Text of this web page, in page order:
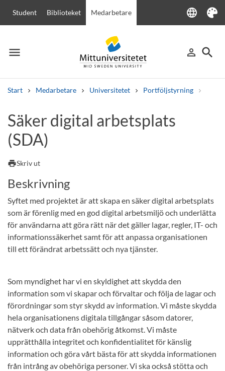
Student Biblioteket Medarbetare language
Language
Tema
menu
Meny person_outline
Logga in
search
Sök
Start Medarbetare Universitetet Portföljstyrning
Andra söktjänster
Kurser och program
Säker digital arbetsplats
(SDA)
printSkriv ut
Beskrivning
Syftet med projektet är att skapa en säker digital arbetsplats
som är förenlig med en god digital arbetsmiljö och underlätta
för användarna att göra rätt när det gäller lagar, regler, IT- och
informationssäkerhet samt för att anpassa organisationen
till ett förändrat arbetssätt och nya tjänster.
Som myndighet har vi en skyldighet att skydda den
information som vi skapar och förvaltar och följa de lagar och
förordningar som styr skydd av information. Vi måste skydda
hela organisationens digitala tillgångar såsom datorer,
nätverk och data från obehörig åtkomst. Vi måste
upprätthålla integritet och konfidentialitet för känslig
information och göra vårt bästa för att skydda informationen
från intrång av obehöriga personer. Vi ska också stötta och